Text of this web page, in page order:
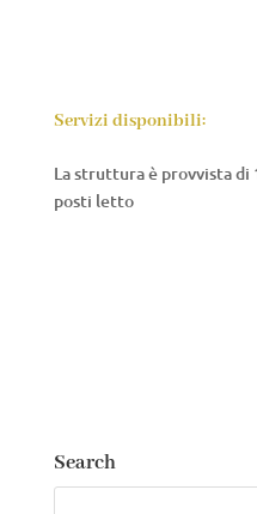
Servizi disponibili:
La struttura è provvista di
posti letto
Search